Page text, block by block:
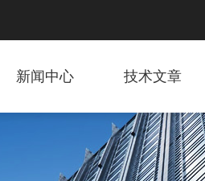
新闻中心 技术文章